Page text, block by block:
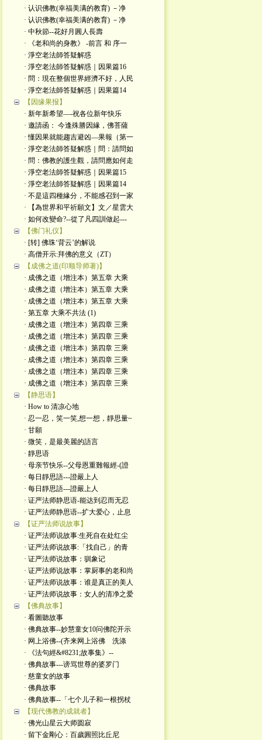
· 认识佛教(幸福美满的教育) －净
· 认识佛教(幸福美满的教育) －净
· 中秋節--花好月圓人長壽
· 《老和尚的身教》 -前言 和 序一
· 淨空老法師答疑解惑
· 淨空老法師答疑解惑｜因果篇16
· 問：現在整個世界經濟不好，人民
· 淨空老法師答疑解惑｜因果篇14
【因缘果报】
· 新年新希望—-祝各位新年快乐
· 邀請函： 今逢殊勝因緣，佛菩薩
· 懂因果就能趨吉避凶—果報（第一
· 淨空老法師答疑解惑｜問：請問如
· 問：佛教的護生觀，請問應如何走
· 淨空老法師答疑解惑｜因果篇15
· 淨空老法師答疑解惑｜因果篇14
· 不是這四種緣分，不能感召到一家
· 【為世界和平祈願文】文／星雲大
· 如何改變命?--從了凡四訓做起---
【佛门礼仪】
· [转] 佛珠‘背云’的解说
· 高僧开示:拜佛的意义（ZT）
【成佛之道(印顺导师著)】
· 成佛之道（增注本）第五章 大乘
· 成佛之道（增注本）第五章 大乘
· 成佛之道（增注本）第五章 大乘
· 第五章 大乘不共法 (1)
· 成佛之道（增注本）第四章 三乘
· 成佛之道（增注本）第四章 三乘
· 成佛之道（增注本）第四章 三乘
· 成佛之道（增注本）第四章 三乘
· 成佛之道（增注本）第四章 三乘
· 成佛之道（增注本）第四章 三乘
【静思语】
· How to 清凉心地
· 忍一忍，笑一笑,想一想，靜思量~
· 甘願
· 微笑，是最美麗的語言
· 靜思语
· 母亲节快乐--父母恩重難報經-(證
· 每日靜思語---證嚴上人
· 每日靜思語---證嚴上人
· 证严法师静思语-能达到忍而无忍
· 证严法师静思语--扩大爱心，止息
【证严法师说故事】
· 证严法师说故事:生死自在处红尘
· 证严法师说故事:「找自己」的青
· 证严法师说故事：驯象记
· 证严法师说故事：掌厨事的老和尚
· 证严法师说故事：谁是真正的美人
· 证严法师说故事：女人的清净之爱
【佛典故事】
· 看圖聽故事
· 佛典故事--妙慧童女10问佛陀开示
· 网上浴佛--(齐来网上浴佛 洗涤
· 《法句經&#8231;故事集》--
· 佛典故事---谤骂世尊的婆罗门
· 慈童女的故事
· 佛典故事
· 佛典故事--「七个儿子和一根拐杖
【现代佛教的成就者】
· 佛光山星云大师圆寂
· 留下金剛心：百歲圓照比丘尼